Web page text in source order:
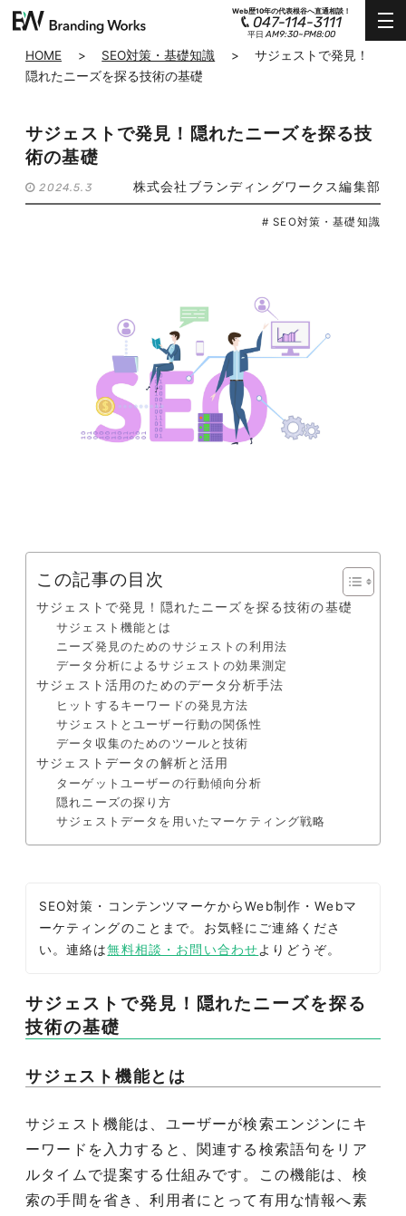
Web歴10年の代表根谷へ直通相談！
047-114-3111
平日AM9:30~PM8:00
HOME > SEO対策・基礎知識 >
サジェストで発見！
隠れたニーズを探る技術の基礎
サジェストで発見！隠れたニーズを探る技
術の基礎
2024.5.3 株式会社ブランディングワークス編集部
# SEO対策・基礎知識
この記事の目次
サジェストで発見！隠れたニーズを探る技術の基礎
サジェスト機能とは
ニーズ発見のためのサジェストの利用法
データ分析によるサジェストの効果測定
サジェスト活用のためのデータ分析手法
ヒットするキーワードの発見方法
サジェストとユーザー行動の関係性
データ収集のためのツールと技術
サジェストデータの解析と活用
ターゲットユーザーの行動傾向分析
隠れニーズの探り方
サジェストデータを用いたマーケティング戦略
SEO対策・コンテンツマーケからWeb制作・Webマ
ーケティングのことまで。お気軽にご連絡くださ
い。連絡は無料相談・お問い合わせよりどうぞ。
サジェストで発見！隠れたニーズを探る
技術の基礎
サジェスト機能とは
サジェスト機能は、ユーザーが検索エンジンにキ
ーワードを入力すると、関連する検索語句をリア
ルタイムで提案する仕組みです。この機能は、検
索の手間を省き、利用者にとって有用な情報へ素